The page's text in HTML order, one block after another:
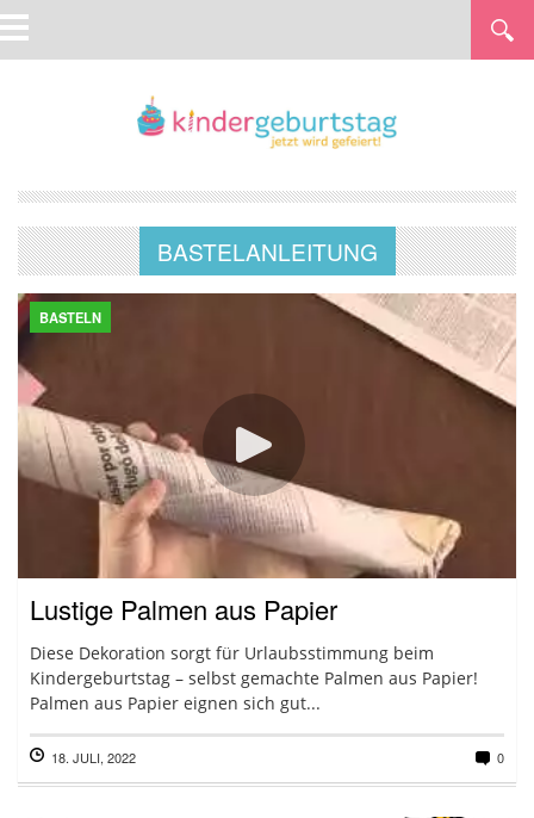
BASTELANLEITUNG
BASTELN
Lustige Palmen aus Papier
Diese Dekoration sorgt für Urlaubsstimmung beim
Kindergeburtstag – selbst gemachte Palmen aus Papier!
Palmen aus Papier eignen sich gut...
18. JULI, 2022 0